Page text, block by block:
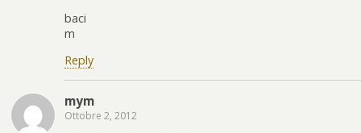
baci
m
Reply
mym
Ottobre 2, 2012